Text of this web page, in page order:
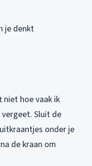
je denkt
niet hoe vaak ik
Sluit de
onder je
de kraan om